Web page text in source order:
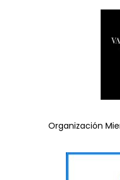
Organización